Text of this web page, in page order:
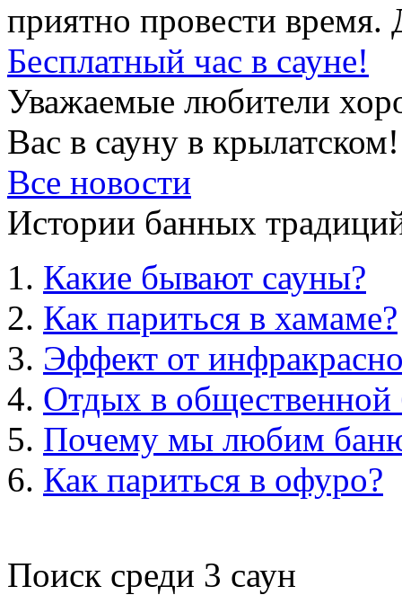
приятно провести
Бесплатный час в сауне!
Уважаемые любители
Вас в сауну в
Все новости
Истории банных
Какие бывают сауны?
Как париться в хамаме?
Эффект от
Отдых в общественной
Почему мы любим
Как париться в офуро?
Поиск среди 3 саун